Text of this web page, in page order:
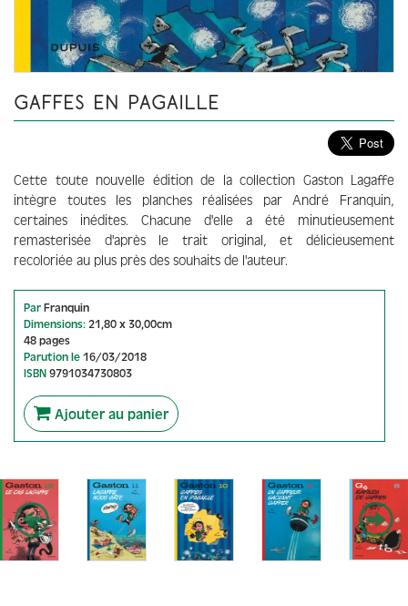
GAFFES EN PAGAILLE
Cette toute nouvelle édition de la collection Gaston Lagaffe
intègre toutes les planches réalisées par André Franquin,
certaines inédites. Chacune d'elle a été minutieusement
remasterisée d'après le trait original, et délicieusement
recoloriée au plus près des souhaits de l'auteur.
ParFranquin
Dimensions:21,80 x 30,00cm
48 pages
Parution le16/03/2018
ISBN9791034730803
Ajouter au panier